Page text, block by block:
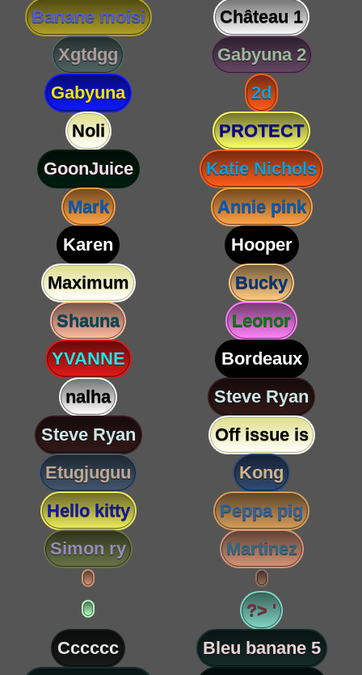
Banane moisi
Château 1
Xgtdgg
Gabyuna 2
Gabyuna
2d
Noli
PROTECT
GoonJuice
Katie Nichols
Mark
Annie pink
Karen
Hooper
Maximum
Bucky
Shauna
Leonor
YVANNE
Bordeaux
nalha
Steve Ryan
Steve Ryan
Off issue is
Etugjuguu
Kong
Hello kitty
Peppa pig
Simon ry
Martinez
?> '
Cccccc
Bleu banane 5